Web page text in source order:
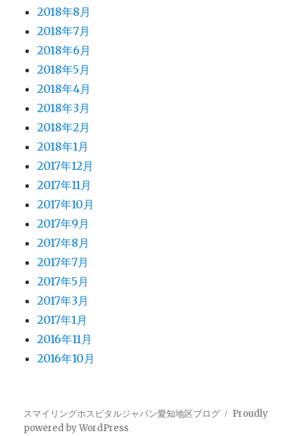
2018年8月
2018年7月
2018年6月
2018年5月
2018年4月
2018年3月
2018年2月
2018年1月
2017年12月
2017年11月
2017年10月
2017年9月
2017年8月
2017年7月
2017年5月
2017年3月
2017年1月
2016年11月
2016年10月
スマイリングホスピタルジャパン愛知地区ブログ
Proudly
powered by WordPress